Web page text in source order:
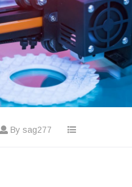
By sag277